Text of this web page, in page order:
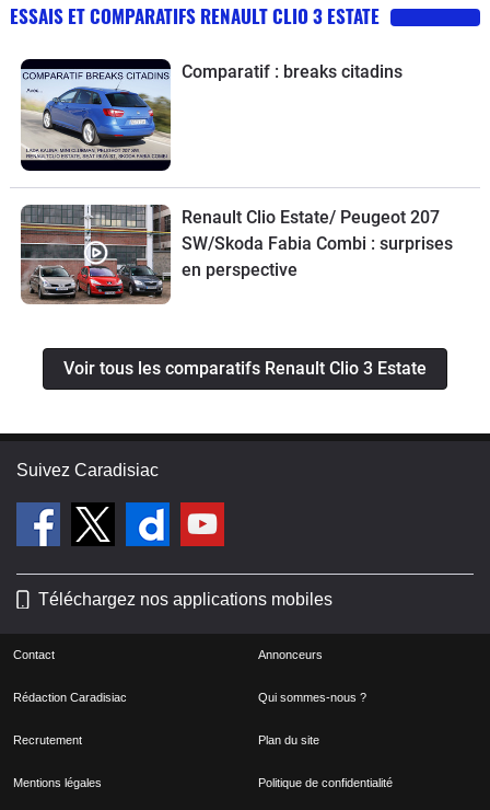
ESSAIS ET COMPARATIFS RENAULT CLIO 3 ESTATE
Comparatif : breaks citadins
Renault Clio Estate/ Peugeot 207
SW/Skoda Fabia Combi : surprises
en perspective
Voir tous les comparatifs Renault Clio 3 Estate
Suivez Caradisiac
Téléchargez nos applications mobiles
Contact Annonceurs
Rédaction Caradisiac Qui sommes-nous ?
Recrutement Plan du site
Mentions légales Politique de confidentialité